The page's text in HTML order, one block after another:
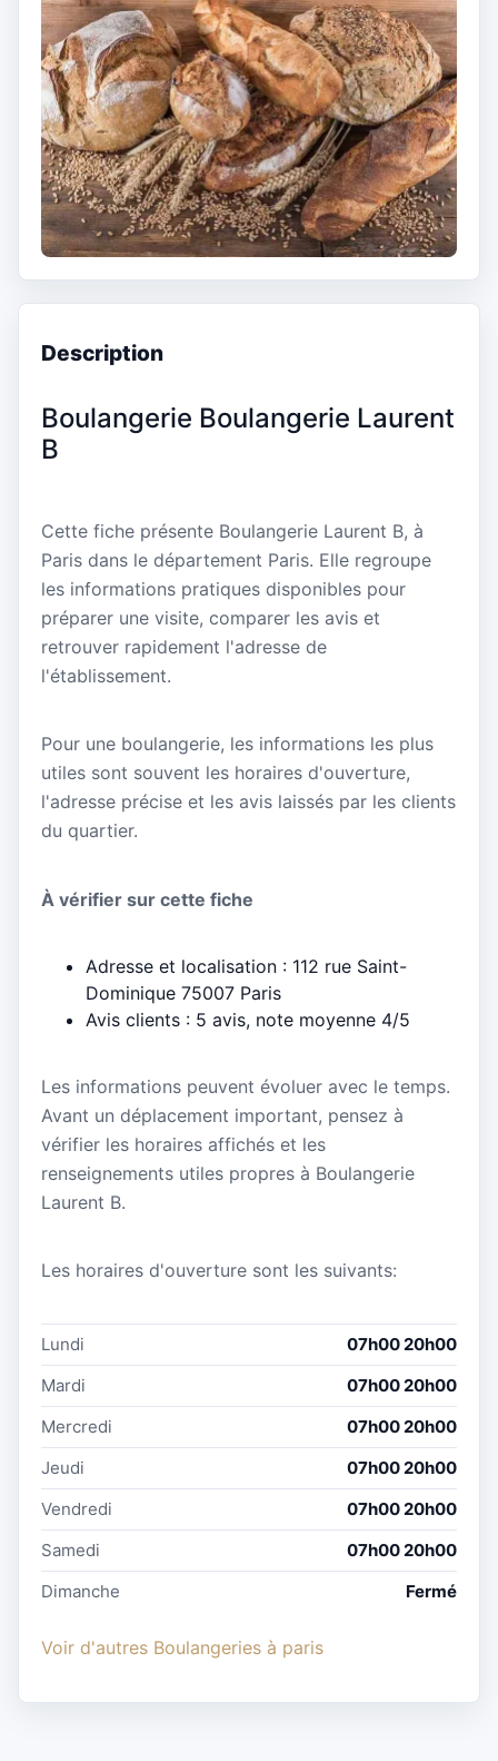
Description
Boulangerie Boulangerie Laurent
B
Cette fiche présente Boulangerie Laurent B, à
Paris dans le département Paris. Elle regroupe
les informations pratiques disponibles pour
préparer une visite, comparer les avis et
retrouver rapidement l'adresse de
l'établissement.
Pour une boulangerie, les informations les plus
utiles sont souvent les horaires d'ouverture,
l'adresse précise et les avis laissés par les clients
du quartier.
À vérifier sur cette fiche
Adresse et localisation : 112 rue Saint-
Dominique 75007 Paris
Avis clients : 5 avis, note moyenne 4/5
Les informations peuvent évoluer avec le temps.
Avant un déplacement important, pensez à
vérifier les horaires affichés et les
renseignements utiles propres à Boulangerie
Laurent B.
Les horaires d'ouverture sont les suivants:
Lundi
07h00 20h00
Mardi
07h00 20h00
Mercredi
07h00 20h00
Jeudi
07h00 20h00
Vendredi
07h00 20h00
Samedi
07h00 20h00
Dimanche
Fermé
Voir d'autres Boulangeries à paris